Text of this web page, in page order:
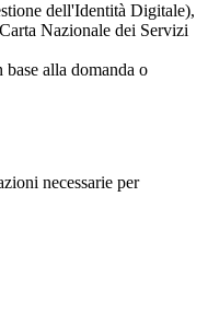
dell'Identità Digitale),
Nazionale dei Servizi
alla domanda o
necessarie per